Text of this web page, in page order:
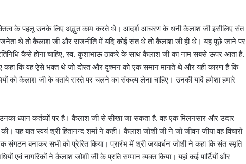
के पहलू उनके लिए अद्भुत काम करते थे। आदर्श आचरण के धनी कैलाश जी इसीलिए संत
थे तो कैलाश जी और राजनीति में यदि कोई संत थे तो कैलाश जी ही थे। यह पूछे जाने पर
कैसे होना चाहिए, स्व. कुशाभाऊ ठाकरे के साथ कैलाश जी का नाम सबसे ऊपर आता है.
कहा कि वह ऐसे भक्त थे जो दोस्त और दुश्मन को एक समान मानते थे और यही कारण है कि
को कैलाश जी के बताये रास्ते पर चलने का संकल्प लेना चाहिए। उनकी यादें हमेशा हमारे
उनका ध्यान कर्तव्यों पर है। कैलाश जी से सीखा जा सकता है. वह एक मिलनसार और उदार
की। यह बात स्वयं श्री हितानन्द शर्मा ने कही। कैलाश जोशी जी ने जो जीवन जीया वह विचारों
बनाकर सभी को प्रेरित किया। प्रारंभ में श्री जयवर्धन जोशी ने कहा कि संत स्मृति
एवं नागरिकों ने कैलाश जोशी जी के प्रति सम्मान व्यक्त किया। यहां कई पार्टियों और